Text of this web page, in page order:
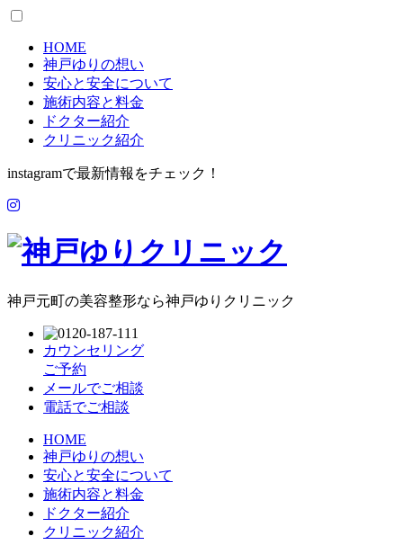
HOME
神戸ゆりの想い
安心と安全について
施術内容と料金
ドクター紹介
クリニック紹介
instagramで最新情報をチェック！
神戸元町の美容整形なら神戸ゆりクリニック
カウンセリング
ご予約
メールでご相談
電話でご相談
HOME
神戸ゆりの想い
安心と安全について
施術内容と料金
ドクター紹介
クリニック紹介